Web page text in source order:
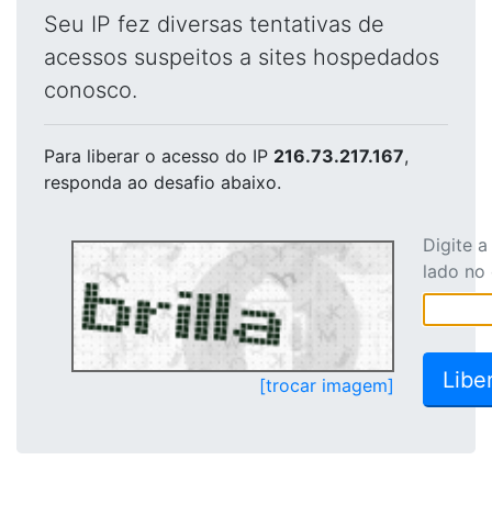
Seu IP fez diversas tentativas de
acessos suspeitos a sites hospedados
conosco.
Para liberar o acesso do IP 216.73.217.167,
responda ao desafio abaixo.
[trocar imagem]
Digite
lado no